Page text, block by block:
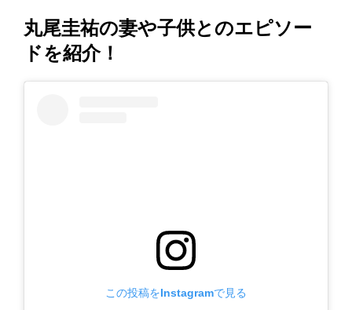
丸尾圭祐の妻や子供とのエピソー
ドを紹介！
この投稿をInstagramで見る